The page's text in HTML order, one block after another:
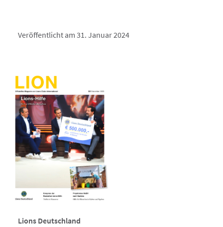
Veröffentlicht am 31. Januar 2024
Lions Deutschland